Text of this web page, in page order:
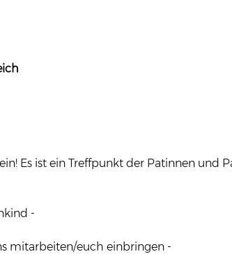
Es ist ein Treffpunkt der Patinnen und
-
mitarbeiten/euch einbringen -